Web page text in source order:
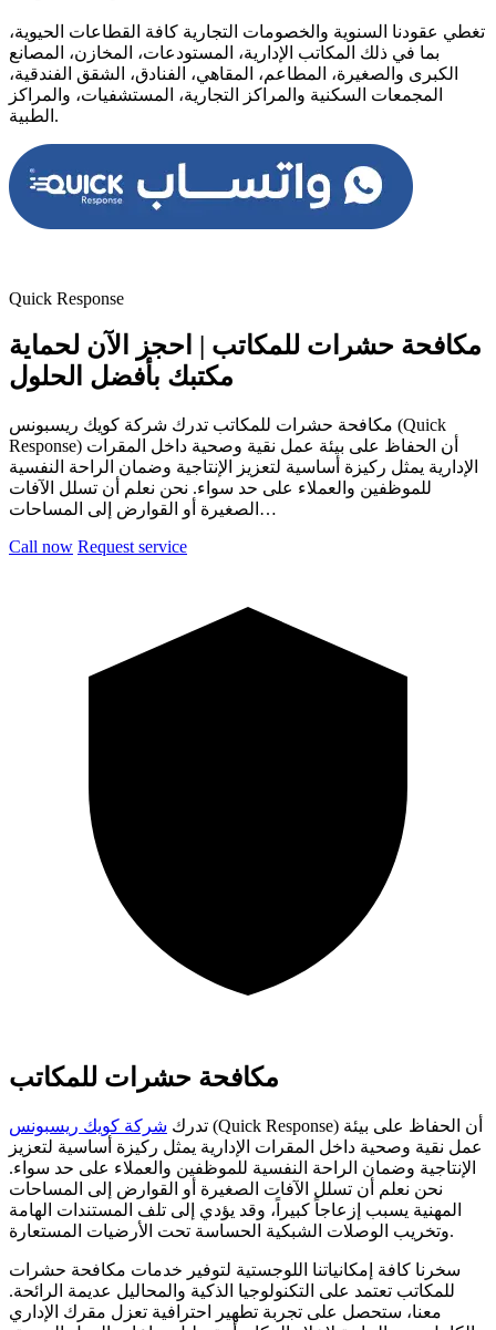
تغطي عقودنا السنوية والخصومات التجارية كافة القطاعات الحيوية،
بما في ذلك المكاتب الإدارية، المستودعات، المخازن، المصانع
الكبرى والصغيرة، المطاعم، المقاهي، الفنادق، الشقق الفندقية،
المجمعات السكنية والمراكز التجارية، المستشفيات، والمراكز
الطبية.
Quick Response
مكافحة حشرات للمكاتب | احجز الآن لحماية
مكتبك بأفضل الحلول
مكافحة حشرات للمكاتب تدرك شركة كويك ريسبونس (Quick
Response) أن الحفاظ على بيئة عمل نقية وصحية داخل المقرات
الإدارية يمثل ركيزة أساسية لتعزيز الإنتاجية وضمان الراحة النفسية
للموظفين والعملاء على حد سواء. نحن نعلم أن تسلل الآفات
الصغيرة أو القوارض إلى المساحات…
Call now Request service
مكافحة حشرات للمكاتب
تدرك شركة كويك ريسبونس
(Quick Response) أن الحفاظ على بيئة
عمل نقية وصحية داخل المقرات الإدارية يمثل ركيزة أساسية لتعزيز
الإنتاجية وضمان الراحة النفسية للموظفين والعملاء على حد سواء.
نحن نعلم أن تسلل الآفات الصغيرة أو القوارض إلى المساحات
المهنية يسبب إزعاجاً كبيراً، وقد يؤدي إلى تلف المستندات الهامة
وتخريب الوصلات الشبكية الحساسة تحت الأرضيات المستعارة.
سخرنا كافة إمكانياتنا اللوجستية لتوفير خدمات مكافحة حشرات
للمكاتب تعتمد على التكنولوجيا الذكية والمحاليل عديمة الرائحة.
معنا، ستحصل على تجربة تطهير احترافية تعزل مقرك الإداري